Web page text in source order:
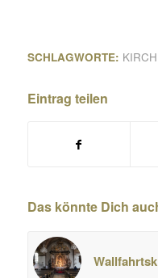
SCHLAGWORTE:
Eintrag teilen
Das könnte Dich